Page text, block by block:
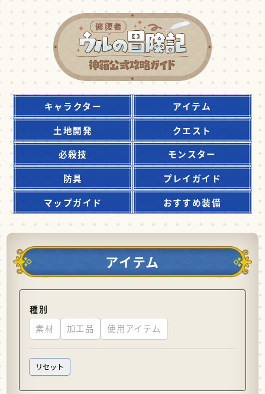
キャラクター
アイテム
土地開発
クエスト
必殺技
モンスター
防具
プレイガイド
マップガイド
おすすめ装備
アイテム
種別
素材
加工品 使用アイテム